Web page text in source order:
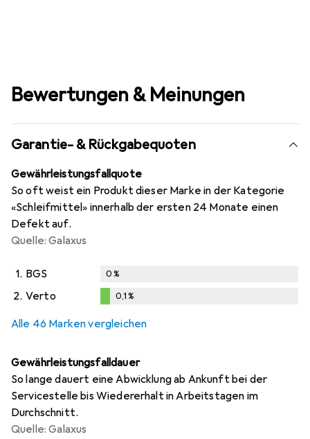
Bewertungen & Meinungen
Garantie- & Rückgabequoten
Gewährleistungsfallquote
So oft weist ein Produkt dieser Marke in der Kategorie
«Schleifmittel» innerhalb der ersten 24 Monate einen
Defekt auf.
Quelle: Galaxus
1. BGS 0%
2. Verto 0,1%
Alle 46 Marken vergleichen
Gewährleistungsfalldauer
So lange dauert eine Abwicklung ab Ankunft bei der
Servicestelle bis Wiedererhalt in Arbeitstagen im
Durchschnitt.
Quelle: Galaxus